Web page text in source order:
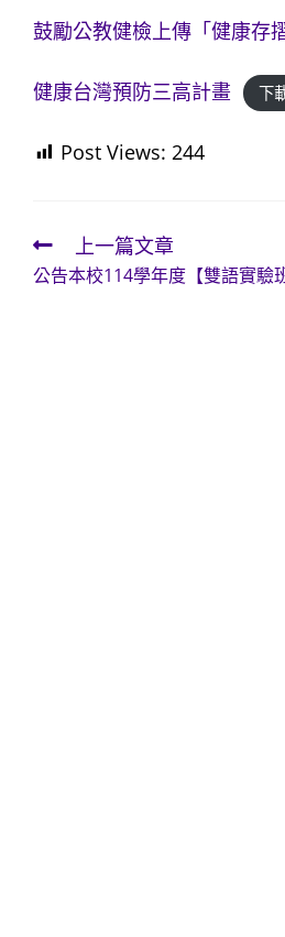
鼓勵公教健檢上傳「健康存
健康台灣預防三高計畫 下
Post Views: 244
Read
more
上一篇文章
公告本校114學年度【雙語實驗